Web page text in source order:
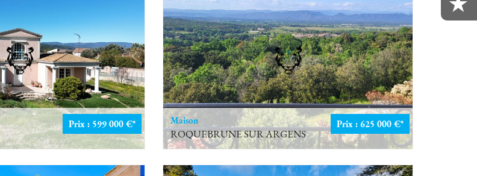
Prix : 599 000 €* Maison
ROQUEBRUNE SUR ARGENS
Prix : 625 000 €*